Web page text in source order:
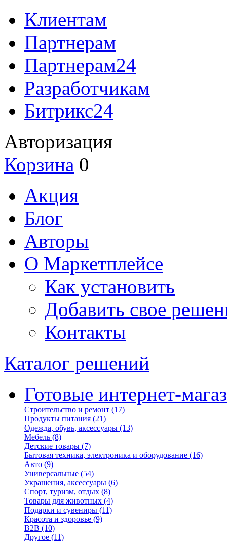
Клиентам
Партнерам
Партнерам24
Разработчикам
Битрикс24
Авторизация
Корзина 0
Акция
Блог
Авторы
О Маркетплейсе
Как установить
Добавить свое
Контакты
Каталог решений
Готовые интернет-
Строительство и ремонт (17)
Продукты питания (21)
Одежда, обувь, аксессуары (13)
Мебель (8)
Детские товары (7)
Бытовая техника, электроника и оборудование (16)
Авто (9)
Универсальные (54)
Украшения, аксессуары (6)
Спорт, туризм, отдых (8)
Товары для животных (4)
Подарки и сувениры (11)
Красота и здоровье (9)
B2B (10)
Другое (11)